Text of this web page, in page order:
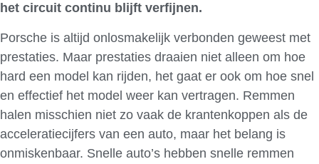
het circuit continu blijft verfijnen.
Porsche is altijd onlosmakelijk verbonden geweest met
prestaties. Maar prestaties draaien niet alleen om hoe
hard een model kan rijden, het gaat er ook om hoe snel
en effectief het model weer kan vertragen. Remmen
halen misschien niet zo vaak de krantenkoppen als de
acceleratiecijfers van een auto, maar het belang is
onmiskenbaar. Snelle auto’s hebben snelle remmen